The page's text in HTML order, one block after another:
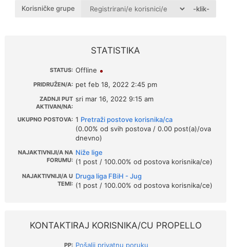
Korisničke grupe -klik-
STATISTIKA
STATUS: Offline
PRIDRUŽEN/A: pet feb 18, 2022 2:45 pm
ZADNJI PUT
AKTIVAN/NA:
sri mar 16, 2022 9:15 am
UKUPNO POSTOVA: 1 Pretraži postove korisnika/ca
(0.00% od svih postova / 0.00 post(a)/ova
dnevno)
NAJAKTIVNIJI/A NA
FORUMU:
Niže lige
(1 post / 100.00% od postova korisnika/ce)
NAJAKTIVNIJI/A U
TEMI:
Druga liga FBiH - Jug
(1 post / 100.00% od postova korisnika/ce)
KONTAKTIRAJ KORISNIKA/CU PROPELLO
PP: Pošalji privatnu poruku